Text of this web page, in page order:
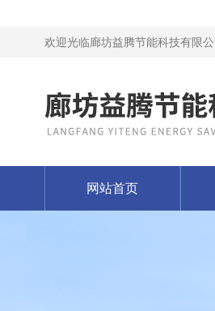
欢迎光临廊坊益腾节能科技有限公
网站首页